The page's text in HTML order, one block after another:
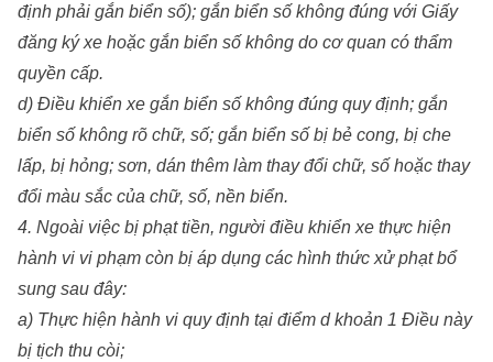
định phải gắn biển số); gắn biển số không đúng với Giấy
đăng ký xe hoặc gắn biển số không do cơ quan có thẩm
quyền cấp.
d) Điều khiển xe gắn biển số không đúng quy định; gắn
biển số không rõ chữ, số; gắn biển số bị bẻ cong, bị che
lấp, bị hỏng; sơn, dán thêm làm thay đổi chữ, số hoặc thay
đổi màu sắc của chữ, số, nền biển.
4. Ngoài việc bị phạt tiền, người điều khiển xe thực hiện
hành vi vi phạm còn bị áp dụng các hình thức xử phạt bổ
sung sau đây:
a) Thực hiện hành vi quy định tại điểm d khoản 1 Điều này
bị tịch thu còi;